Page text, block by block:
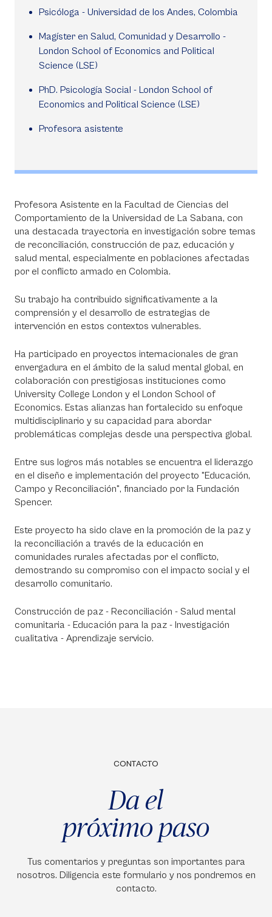
Psicóloga - Universidad de los Andes, Colombia
Magíster en Salud, Comunidad y Desarrollo -
London School of Economics and Political
Science (LSE)
PhD. Psicología Social - London School of
Economics and Political Science (LSE)
Profesora asistente
Profesora Asistente en la Facultad de Ciencias del
Comportamiento de la Universidad de La Sabana, con
una destacada trayectoria en investigación sobre temas
de reconciliación, construcción de paz, educación y
salud mental, especialmente en poblaciones afectadas
por el conflicto armado en Colombia.
Su trabajo ha contribuido significativamente a la
comprensión y el desarrollo de estrategias de
intervención en estos contextos vulnerables.
Ha participado en proyectos internacionales de gran
envergadura en el ámbito de la salud mental global, en
colaboración con prestigiosas instituciones como
University College London y el London School of
Economics. Estas alianzas han fortalecido su enfoque
multidisciplinario y su capacidad para abordar
problemáticas complejas desde una perspectiva global.
Entre sus logros más notables se encuentra el liderazgo
en el diseño e implementación del proyecto "Educación,
Campo y Reconciliación", financiado por la Fundación
Spencer.
Este proyecto ha sido clave en la promoción de la paz y
la reconciliación a través de la educación en
comunidades rurales afectadas por el conflicto,
demostrando su compromiso con el impacto social y el
desarrollo comunitario.
Construcción de paz - Reconciliación - Salud mental
comunitaria - Educación para la paz - Investigación
cualitativa - Aprendizaje servicio.
CONTACTO
Da el
próximo paso
Tus comentarios y preguntas son importantes para
nosotros. Diligencia este formulario y nos pondremos en
contacto.